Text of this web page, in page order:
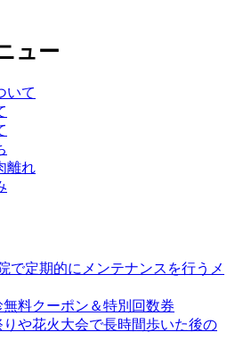
ュー
いて
離れ
で定期的にメンテナンスを行うメ
無料クーポン＆特別回数券
りや花火大会で長時間歩いた後の